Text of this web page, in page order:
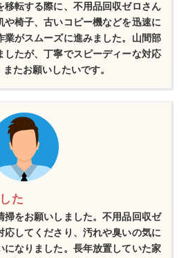
移転する際に、不用品回収ゼロさん
や椅子、古いコピー機などを迅速に
業がスムーズに進みました。山間部
したが、丁寧でスピーディーな対応
たお願いしたいです。
た
掃をお願いしました。不用品回収ゼ
応してくださり、汚れや臭いの気に
になりました。長年放置していた家